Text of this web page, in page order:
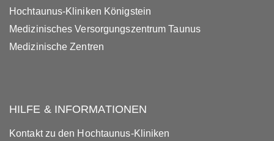
Hochtaunus-Kliniken Königstein
Medizinisches Versorgungszentrum Taunus
Medizinische Zentren
HILFE & INFORMATIONEN
Kontakt zu den Hochtaunus-Kliniken